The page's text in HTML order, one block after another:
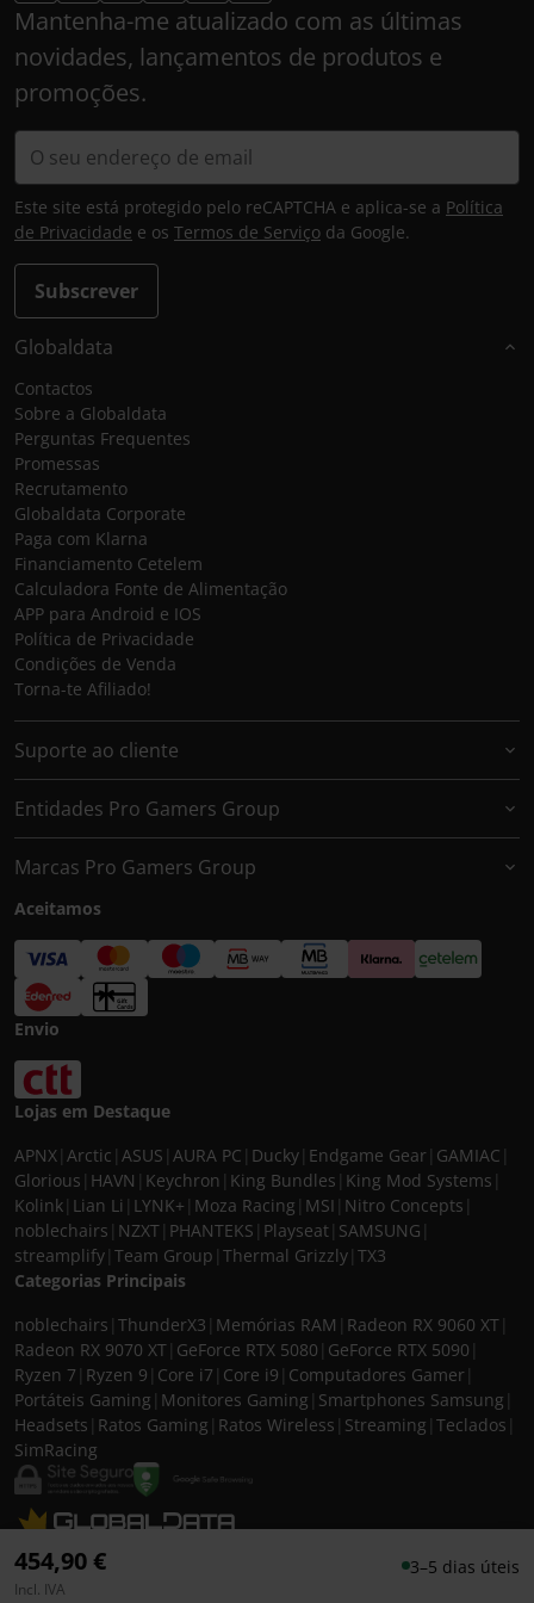
454,90 € 3–5 dias úteis
Incl. IVA
Mantenha-me atualizado com as últimas
novidades, lançamentos de produtos e
promoções.
Subscrever
Este site está protegido pelo reCAPTCHA e aplica-se a Política
de Privacidade e os Termos de Serviço da Google.
Globaldata
Contactos
Sobre a Globaldata
Perguntas Frequentes
Promessas
Recrutamento
Globaldata Corporate
Paga com Klarna
Financiamento Cetelem
Calculadora Fonte de Alimentação
APP para Android e IOS
Política de Privacidade
Condições de Venda
Torna-te Afiliado!
Suporte ao cliente
Entidades Pro Gamers Group
Marcas Pro Gamers Group
Aceitamos
Envio
Lojas em Destaque
APNX Arctic ASUS AURA PC Ducky Endgame Gear GAMIAC
Glorious HAVN Keychron King Bundles King Mod Systems
Kolink Lian Li LYNK+ Moza Racing MSI Nitro Concepts
noblechairs NZXT PHANTEKS Playseat SAMSUNG
streamplify Team Group Thermal Grizzly TX3
Categorias Principais
noblechairs ThunderX3 Memórias RAM Radeon RX 9060 XT
Radeon RX 9070 XT GeForce RTX 5080 GeForce RTX 5090
Ryzen 7 Ryzen 9 Core i7 Core i9 Computadores Gamer
Portáteis Gaming Monitores Gaming Smartphones Samsung
Headsets Ratos Gaming Ratos Wireless Streaming Teclados
SimRacing
© 2026 CASEKING IBERIA. TODOS OS DIREITOS RESERVADOS. IVA incluído à
taxa em vigor para todos os produtos. As fotos apresentadas podem não
corresponder às configurações descritas. Preços e especificações sujeitos a